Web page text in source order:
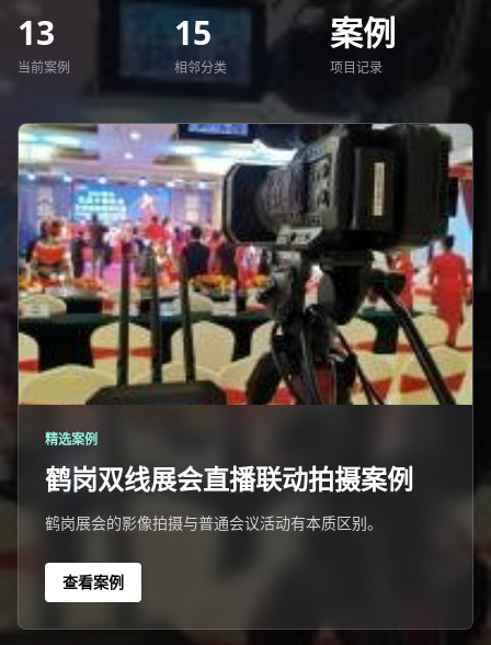
13
当前案例
15
相邻分类
案例
项目记录
精选案例
鹤岗双线展会直播联动拍摄案例
鹤岗展会的影像拍摄与普通会议活动有本质区别。
查看案例